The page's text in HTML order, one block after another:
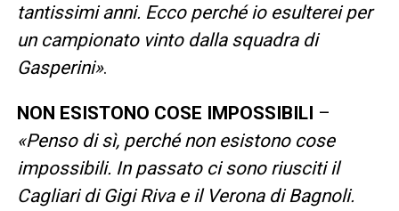
tantissimi anni. Ecco perché io esulterei per
un campionato vinto dalla squadra di
Gasperini».
NON ESISTONO COSE IMPOSSIBILI –
«Penso di sì, perché non esistono cose
impossibili. In passato ci sono riusciti il
Cagliari di Gigi Riva e il Verona di Bagnoli.